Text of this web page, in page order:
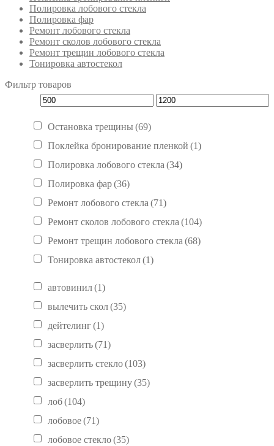
Полировка лобового стекла
Полировка фар
Ремонт лобового стекла
Ремонт сколов лобового стекла
Ремонт трещин лобового стекла
Тонировка автостекол
Фильтр товаров
Остановка трещины (69)
Поклейка бронирование пленкой (1)
Полировка лобового стекла (34)
Полировка фар(36)
Ремонт лобового стекла (71)
Ремонт сколов лобового стекла (104)
Ремонт трещин лобового стекла (68)
Тонировка автостекол(1)
автовинил(1)
вылечить скол(35)
дейтелинг (1)
засверлить(71)
засверлить стекло(103)
засверлить трещину(35)
лоб(104)
лобовое(71)
лобовое стекло(35)